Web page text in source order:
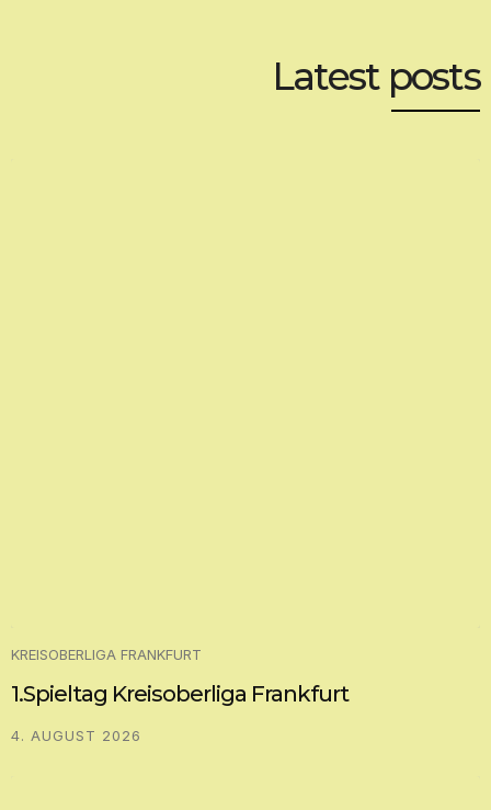
Latest posts
KREISOBERLIGA FRANKFURT
1.Spieltag Kreisoberliga Frankfurt
4. AUGUST 2026